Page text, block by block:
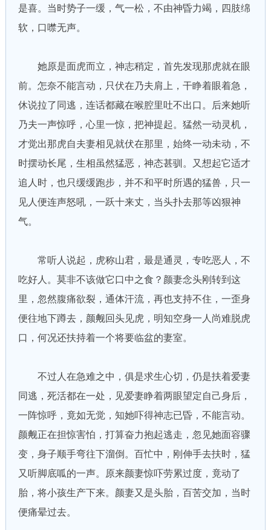
是喜。当时势子一缓，气一松，不由神昏力竭，四肢绵
软，口噤无声。
她原是面虎而立，神志稍定，首先发现那虎就在眼
前。怎奈不能言动，只伏在乃夫肩上，干睁着眼着急，
休说拉了同逃，连话都藏在喉腔里吐不出口。后来她听
乃夫一声惊呼，心里一惊，把神提起。猛然一动灵机，
才觉出那虎自夫妻相见就伏在那里，始终一动未动，不
时摆动长尾，生相虽然猛恶，神态甚驯。又想起它适才
追人时，也只缓缓跑步，并不和平时所遇的猛兽，只一
见人便连声怒吼，一跃十来丈，当头扑去那等凶狠神
气。
常听人说起，虎称山君，最是通灵，专吃恶人，不
吃好人。莫非不该做它口中之食？颜妻念头刚转到这
里，忽然腹痛欲裂，通体汗流，再也支持不住，一歪身
便往地下蹲去，颜觍回头见虎，明知空身一人尚难脱虎
口，何况还扶持着一个将要临盆的妻室。
不过人在急难之中，俱是求生心切，仍是扶着爱妻
同逃，死活都在一处，见爱妻睁着两眼望定自己身后，
一阵惊呼，竟如无觉，知她吓得神志已昏，不能言动。
颜觍正在担惊害怕，打算奋力抱起逃走，忽见她面容骤
变，身子顺手弯往下溜倒。百忙中，刚伸手去扶时，猛
又听脚底呱的一声。原来颜妻惊吓劳累过度，竟动了
胎，将小孩生产下来。颜妻又是头胎，百苦交加，当时
便痛晕过去。